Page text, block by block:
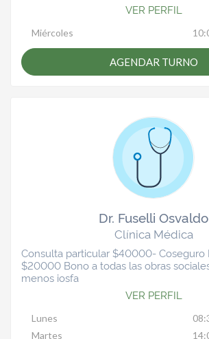
VER PERFIL
Miércoles
AGENDAR TURNO
Dr. Fuselli Osvaldo
Clínica Médica
Consulta particular $40000- Coseguro
$20000 Bono a todas las obras
menos iosfa
VER PERFIL
Lunes
Martes